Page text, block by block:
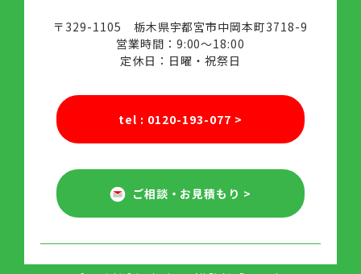
〒329-1105 栃木県宇都宮市中岡本町3718-9
営業時間：9:00～18:00
定休日：日曜・祝祭日
tel : 0120-193-077 >
ご相談・お見積もり >